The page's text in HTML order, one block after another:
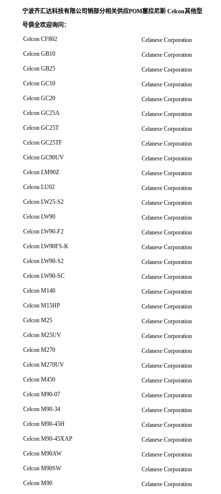
宁波齐汇达科技有限公司销部分相关供应POM塞拉尼斯 Celcon其他型
号俱全欢迎询问 ：
Celcon CF802
Celanese Corporation
Celcon GB10
Celanese Corporation
Celcon GB25
Celanese Corporation
Celcon GC10
Celanese Corporation
Celcon GC20
Celanese Corporation
Celcon GC25A
Celanese Corporation
Celcon GC25T
Celanese Corporation
Celcon GC25TF
Celanese Corporation
Celcon GC90UV
Celanese Corporation
Celcon LM90Z
Celanese Corporation
Celcon LU02
Celanese Corporation
Celcon LW25-S2
Celanese Corporation
Celcon LW90
Celanese Corporation
Celcon LW90-F2
Celanese Corporation
Celcon LW90FS-K
Celanese Corporation
Celcon LW90-S2
Celanese Corporation
Celcon LW90-SC
Celanese Corporation
Celcon M140
Celanese Corporation
Celcon M15HP
Celanese Corporation
Celcon M25
Celanese Corporation
Celcon M25UV
Celanese Corporation
Celcon M270
Celanese Corporation
Celcon M270UV
Celanese Corporation
Celcon M450
Celanese Corporation
Celcon M90-07
Celanese Corporation
Celcon M90-34
Celanese Corporation
Celcon M90-45H
Celanese Corporation
Celcon M90-45XAP
Celanese Corporation
Celcon M90AW
Celanese Corporation
Celcon M90SW
Celanese Corporation
Celcon M90
Celanese Corporation